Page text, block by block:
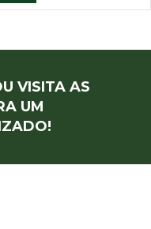
VISITA AS
UM